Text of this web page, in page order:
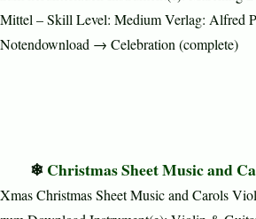
Mittel – Skill Level: Medium Verlag: Alfred
Notendownload → Celebration (complete)
Christmas Sheet Music and
Xmas Christmas Sheet Music and Carols